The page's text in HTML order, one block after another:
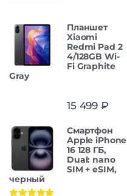
Планшет
Xiaomi
Redmi Pad 2
4/128GB Wi-
Fi Graphite
Gray
15 499 ₽
Смартфон
Apple iPhone
16 128 ГБ,
Dual: nano
SIM + eSIM,
черный